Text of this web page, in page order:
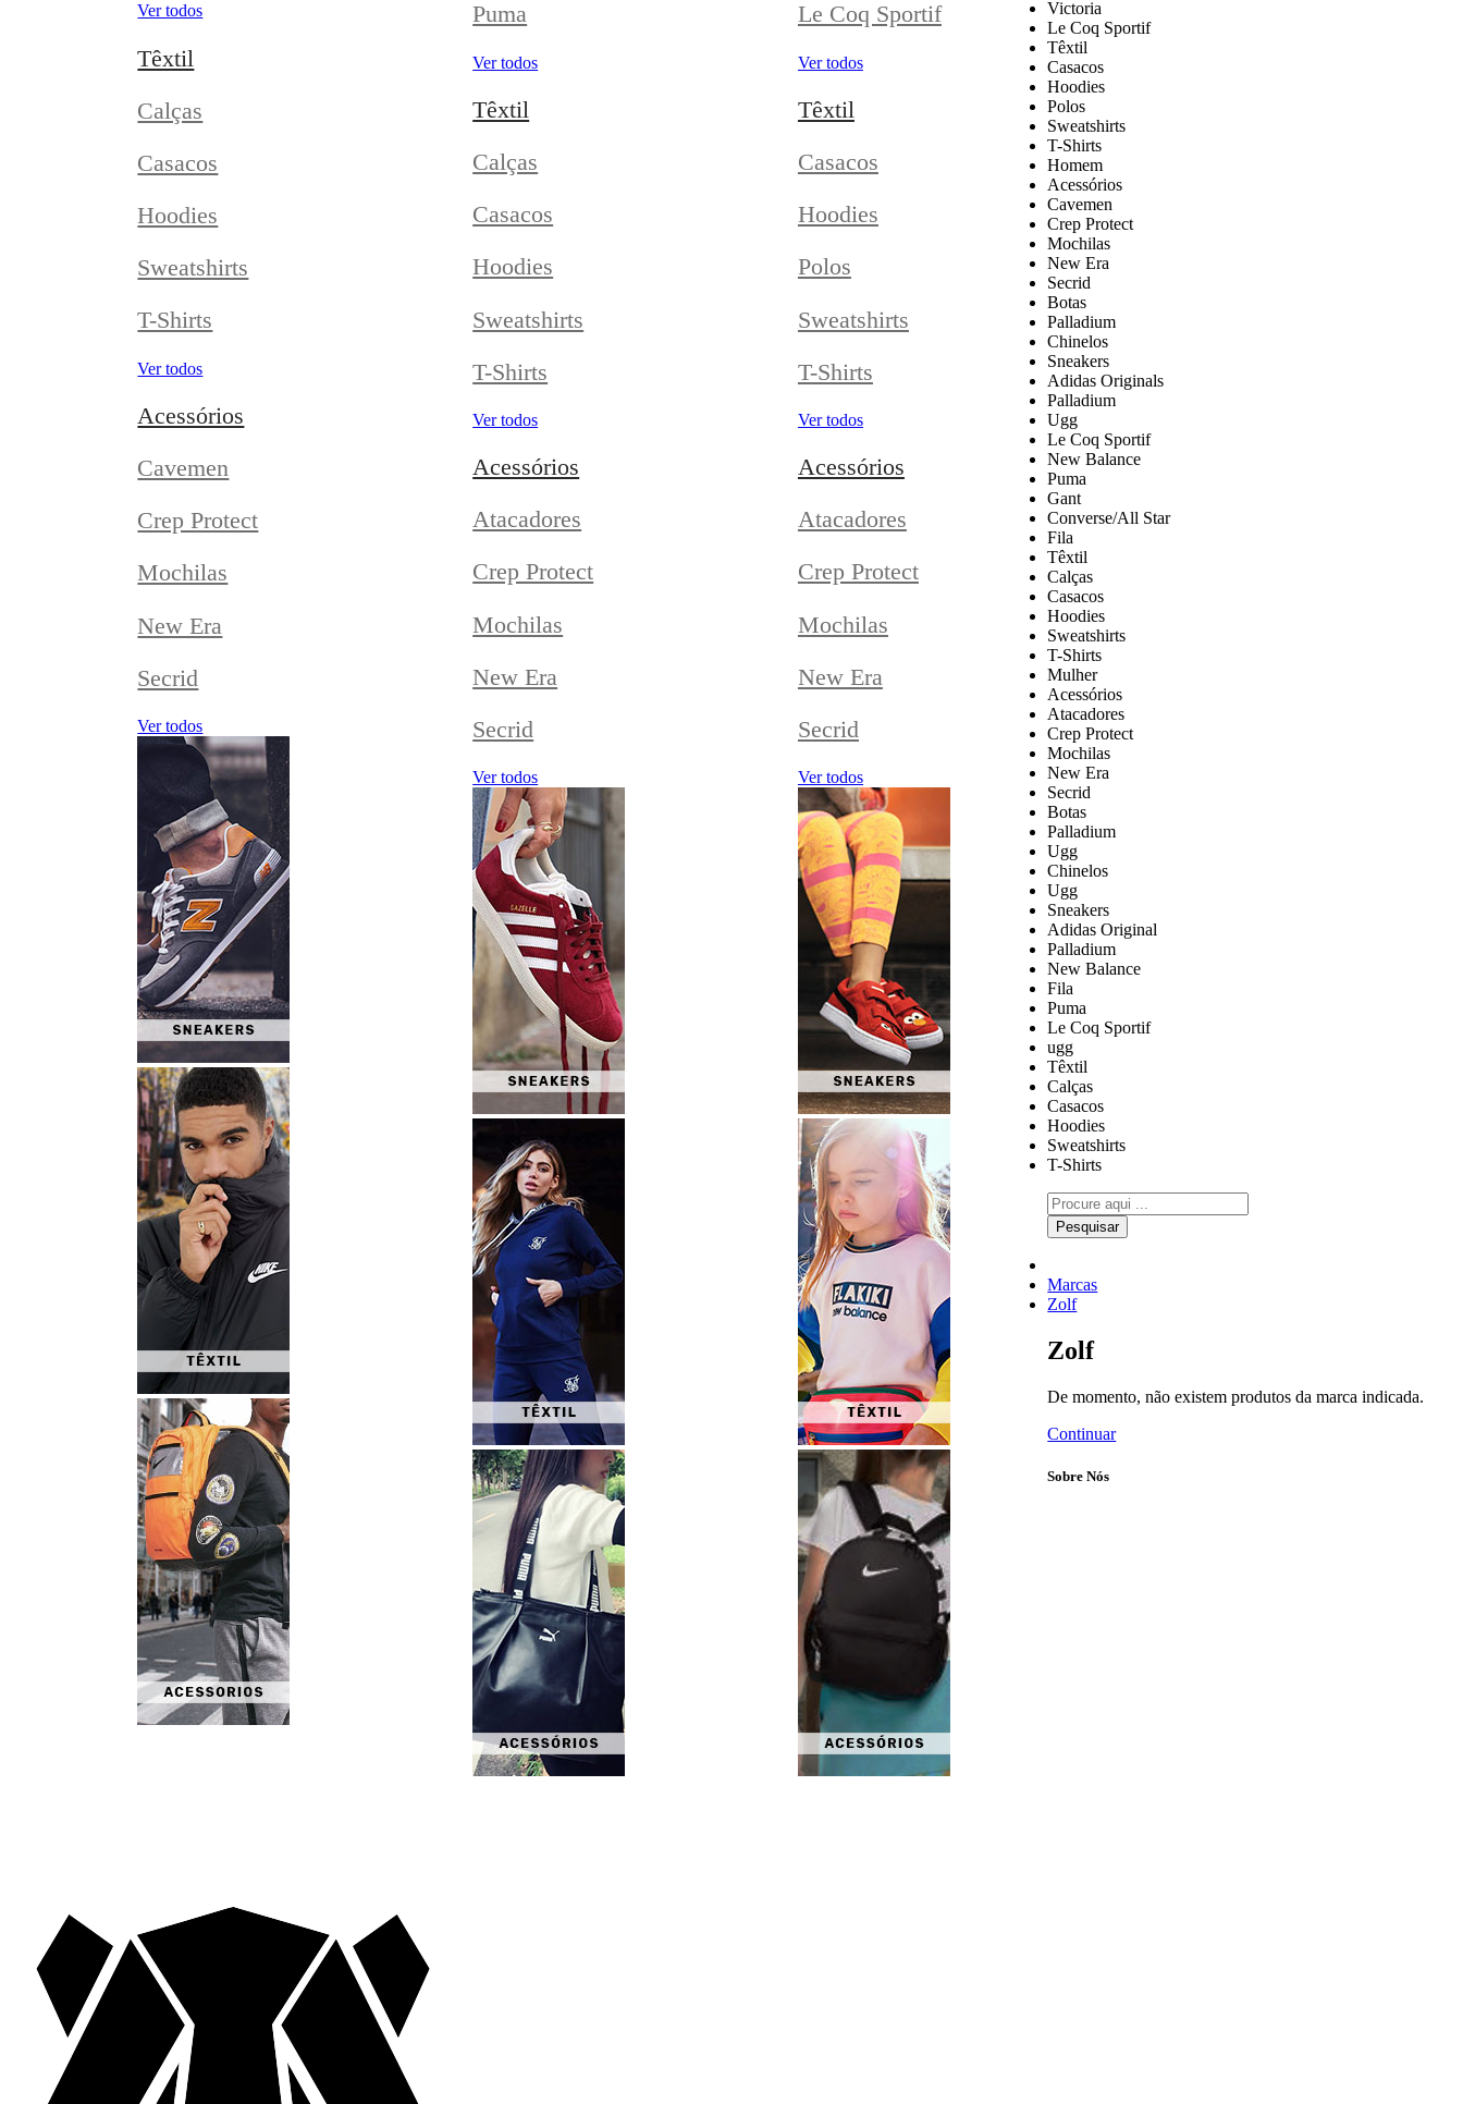
Ver todos
Têxtil
Calças
Casacos
Hoodies
Sweatshirts
T-Shirts
Ver todos
Acessórios
Cavemen
Crep Protect
Mochilas
New Era
Secrid
Ver todos
Puma
Ver todos
Têxtil
Calças
Casacos
Hoodies
Sweatshirts
T-Shirts
Ver todos
Acessórios
Atacadores
Crep Protect
Mochilas
New Era
Secrid
Ver todos
Le Coq Sportif
Ver todos
Têxtil
Casacos
Hoodies
Polos
Sweatshirts
T-Shirts
Ver todos
Acessórios
Atacadores
Crep Protect
Mochilas
New Era
Secrid
Ver todos
Victoria
Le Coq Sportif
Têxtil
Casacos
Hoodies
Polos
Sweatshirts
T-Shirts
Homem
Acessórios
Cavemen
Crep Protect
Mochilas
New Era
Secrid
Botas
Palladium
Chinelos
Sneakers
Adidas Originals
Palladium
Ugg
Le Coq Sportif
New Balance
Puma
Gant
Converse/All Star
Fila
Têxtil
Calças
Casacos
Hoodies
Sweatshirts
T-Shirts
Mulher
Acessórios
Atacadores
Crep Protect
Mochilas
New Era
Secrid
Botas
Palladium
Ugg
Chinelos
Ugg
Sneakers
Adidas Original
Palladium
New Balance
Fila
Puma
Le Coq Sportif
ugg
Têxtil
Calças
Casacos
Hoodies
Sweatshirts
T-Shirts
Pesquisar
Marcas
Zolf
Zolf
De momento, não existem produtos da marca indicada.
Continuar
Sobre Nós